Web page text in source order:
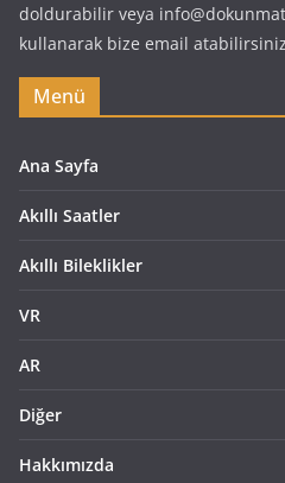
doldurabilir veya
kullanarak bize email
Menü
Ana Sayfa
Akıllı Saatler
Akıllı Bileklikler
VR
AR
Diğer
Hakkımızda